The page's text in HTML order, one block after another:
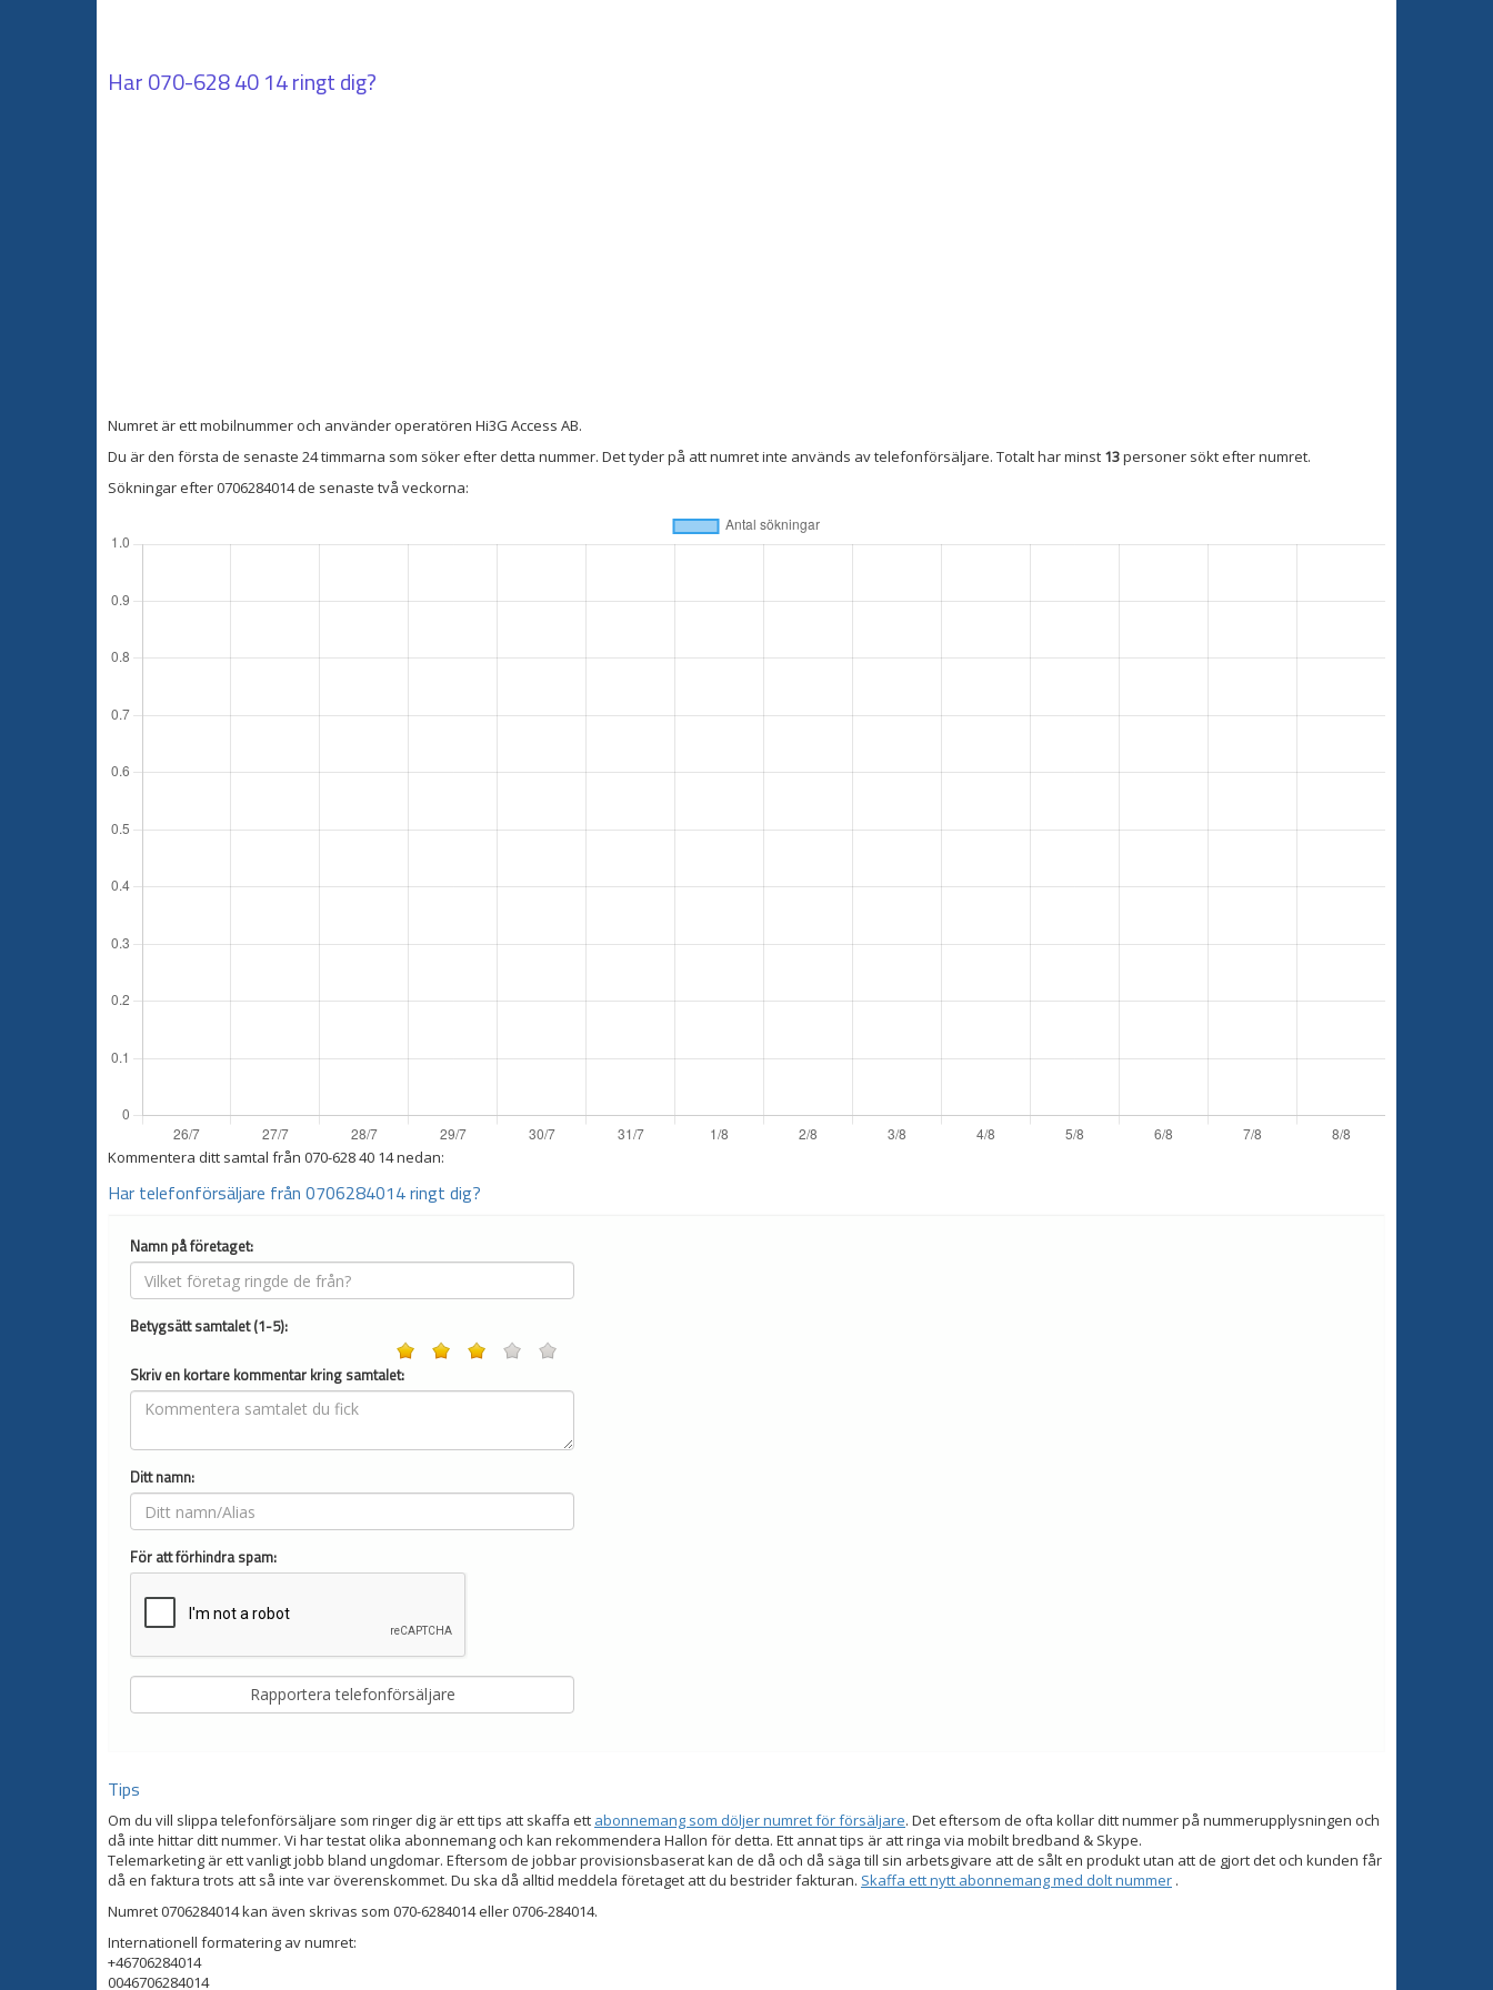
Har070-628 40 14ringt dig?
Numret är ett mobilnummer och använder operatören Hi3G Access AB.
Du är den första de senaste 24 timmarna som söker efter detta nummer. Det tyder på att numret inte används av telefonförsäljare. Totalt har minst 13personer sökt efter numret.
Sökningar efter 0706284014 de senaste två veckorna:
Kommentera ditt samtal från 070-628 40 14nedan:
Har telefonförsäljare från 0706284014 ringt dig?
Namn på företaget:
Betygsätt samtalet (1-5):
Skriv en kortare kommentar kring samtalet:
Ditt namn:
För att förhindra spam:
Tips
Om du vill slippa telefonförsäljare som ringer dig är ett tips att skaffa ett abonnemang som döljer numret för försäljare. Det eftersom de ofta kollar ditt nummer på nummerupplysningen och
då inte hittar ditt nummer. Vi har testat olika abonnemang och kan rekommendera Hallon för detta. Ett annat tips är att ringa via mobilt bredband & Skype.
Telemarketing är ett vanligt jobb bland ungdomar. Eftersom de jobbar provisionsbaserat kan de då och då säga till sin arbetsgivare att de sålt en produkt utan att de gjort det och kunden får
då en faktura trots att så inte var överenskommet. Du ska då alltid meddela företaget att du bestrider fakturan. Skaffa ett nytt abonnemang med dolt nummer .
Numret 0706284014 kan även skrivas som 070-6284014 eller 0706-284014.
Internationell formatering av numret:
+46706284014
0046706284014